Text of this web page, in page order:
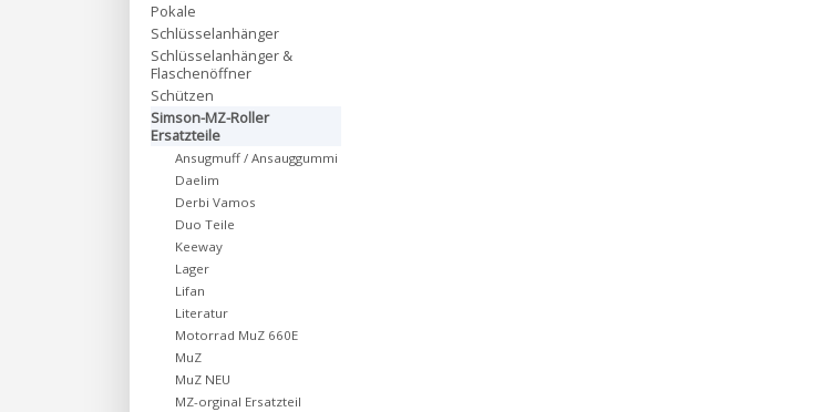
Pokale
Schlüsselanhänger
Schlüsselanhänger &
Flaschenöffner
Schützen
Simson-MZ-Roller
Ersatzteile
Ansugmuff / Ansauggummi
Daelim
Derbi Vamos
Duo Teile
Keeway
Lager
Lifan
Literatur
Motorrad MuZ 660E
MuZ
MuZ NEU
MZ-orginal Ersatzteil